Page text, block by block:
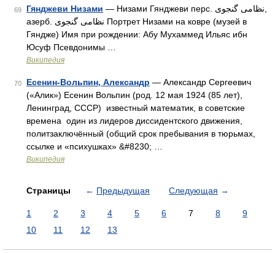
69 Гянджеви Низами — Низами Гянджеви перс. نظامی گنجوی,
азерб. نظامی گنجوی Портрет Низами на ковре (музей в
Гяндже) Имя при рождении: Абу Мухаммед Ильяс ибн
Юсуф Псевдонимы …
Википедия
70 Есенин-Вольпин, Александр — Александр Сергеевич
(«Алик») Есенин Вольпин (род. 12 мая 1924 (85 лет),
Ленинград, СССР) известный математик, в советские
времена один из лидеров диссидентского движения,
политзаключённый (общий срок пребывания в тюрьмах,
ссылке и «психушках» &#8230; …
Википедия
Страницы ← Предыдущая Следующая →
1 2 3 4 5 6 7 8
9
10
11 12 13